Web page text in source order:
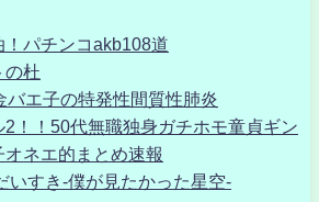
パチンコakb108道
の杜
エ子の特発性間質性肺炎
！！50代無職独身ガチホモ童貞ギン
ネエ的まとめ速報
いすき-僕が見たかった星空-